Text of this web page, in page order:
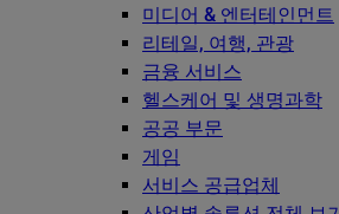
미디어 & 엔터테인먼트
리테일, 여행, 관광
금융 서비스
헬스케어 및 생명과학
공공 부문
게임
서비스 공급업체